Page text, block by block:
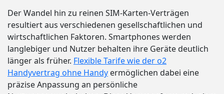
Der Wandel hin zu reinen SIM-Karten-Verträgen
resultiert aus verschiedenen gesellschaftlichen und
wirtschaftlichen Faktoren. Smartphones werden
langlebiger und Nutzer behalten ihre Geräte deutlich
länger als früher. Flexible Tarife wie der o2
Handyvertrag ohne Handy ermöglichen dabei eine
präzise Anpassung an persönliche